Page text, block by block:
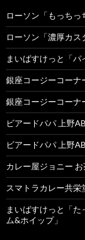
ローソン「もっちっ
ローソン「濃厚カス
まいばすけっと「パ
銀座コージーコーナ
銀座コージーコーナ
ビアードパパ 上野
ビアードパパ 上野
カレー屋ジョニー
スマトラカレー共栄
まいばすけっと「
ム&ホイップ」